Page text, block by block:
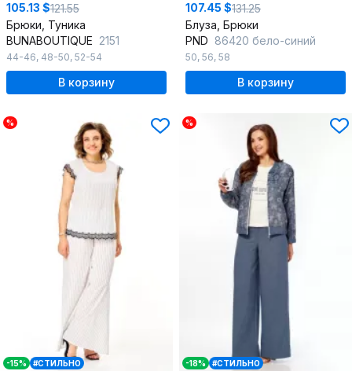
105.13 $121.55
Брюки, Туника
BUNABOUTIQUE 2151
44-46, 48-50, 52-54
В корзину
107.45 $131.25
Блуза, Брюки
PND 86420 бело-синий
50, 56, 58
В корзину
%
-15% #СТИЛЬНО
%
-18% #СТИЛЬНО